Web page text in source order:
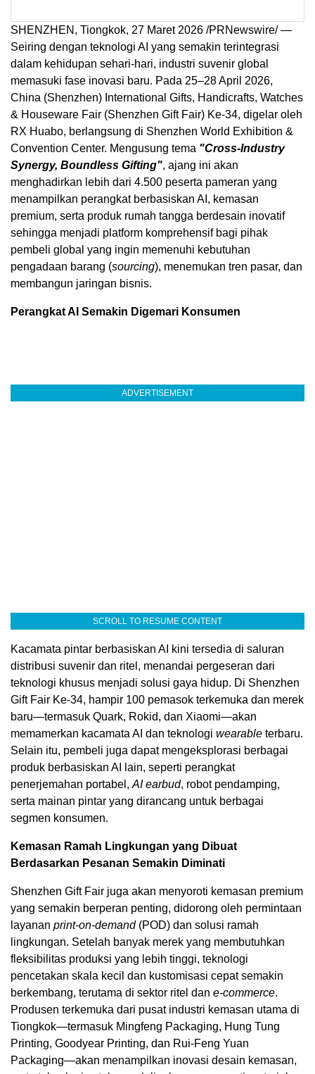
SHENZHEN, Tiongkok, 27 Maret 2026 /PRNewswire/ —
Seiring dengan teknologi AI yang semakin terintegrasi
dalam kehidupan sehari-hari, industri suvenir global
memasuki fase inovasi baru. Pada 25–28 April 2026,
China (Shenzhen) International Gifts, Handicrafts, Watches
& Houseware Fair (Shenzhen Gift Fair) Ke-34, digelar oleh
RX Huabo, berlangsung di Shenzhen World Exhibition &
Convention Center. Mengusung tema "Cross-Industry
Synergy, Boundless Gifting", ajang ini akan
menghadirkan lebih dari 4.500 peserta pameran yang
menampilkan perangkat berbasiskan AI, kemasan
premium, serta produk rumah tangga berdesain inovatif
sehingga menjadi platform komprehensif bagi pihak
pembeli global yang ingin memenuhi kebutuhan
pengadaan barang (sourcing), menemukan tren pasar, dan
membangun jaringan bisnis.
Perangkat AI Semakin Digemari Konsumen
ADVERTISEMENT
SCROLL TO RESUME CONTENT
Kacamata pintar berbasiskan AI kini tersedia di saluran
distribusi suvenir dan ritel, menandai pergeseran dari
teknologi khusus menjadi solusi gaya hidup. Di Shenzhen
Gift Fair Ke-34, hampir 100 pemasok terkemuka dan merek
baru—termasuk Quark, Rokid, dan Xiaomi—akan
memamerkan kacamata AI dan teknologi wearable terbaru.
Selain itu, pembeli juga dapat mengeksplorasi berbagai
produk berbasiskan AI lain, seperti perangkat
penerjemahan portabel, AI earbud, robot pendamping,
serta mainan pintar yang dirancang untuk berbagai
segmen konsumen.
Kemasan Ramah Lingkungan yang Dibuat
Berdasarkan Pesanan Semakin Diminati
Shenzhen Gift Fair juga akan menyoroti kemasan premium
yang semakin berperan penting, didorong oleh permintaan
layanan print-on-demand(POD) dan solusi ramah
lingkungan. Setelah banyak merek yang membutuhkan
fleksibilitas produksi yang lebih tinggi, teknologi
pencetakan skala kecil dan kustomisasi cepat semakin
berkembang, terutama di sektor ritel dan e-commerce.
Produsen terkemuka dari pusat industri kemasan utama di
Tiongkok—termasuk Mingfeng Packaging, Hung Tung
Printing, Goodyear Printing, dan Rui-Feng Yuan
Packaging—akan menampilkan inovasi desain kemasan,